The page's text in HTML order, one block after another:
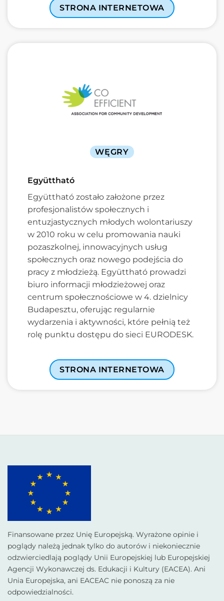
STRONA INTERNETOWA
WĘGRY
Együttható
Együttható zostało założone przez
profesjonalistów społecznych i
entuzjastycznych młodych wolontariuszy
w 2010 roku w celu promowania nauki
pozaszkolnej, innowacyjnych usług
społecznych oraz nowego podejścia do
pracy z młodzieżą. Együttható prowadzi
biuro informacji młodzieżowej oraz
centrum społecznościowe w 4. dzielnicy
Budapesztu, oferując regularnie
wydarzenia i aktywności, które pełnią też
rolę punktu dostępu do sieci EURODESK.
STRONA INTERNETOWA
Finansowane przez Unię Europejską. Wyrażone opinie i
poglądy należą jednak tylko do autorów i niekoniecznie
odzwierciedlają poglądy Unii Europejskiej lub Europejskiej
Agencji Wykonawczej ds. Edukacji i Kultury (EACEA). Ani
Unia Europejska, ani EACEAC nie ponoszą za nie
odpowiedzialności.